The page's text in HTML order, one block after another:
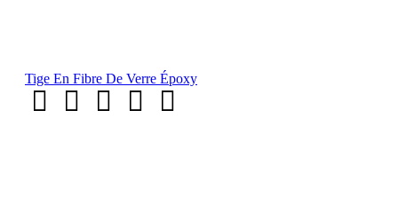
Tige En Fibre De Verre Époxy